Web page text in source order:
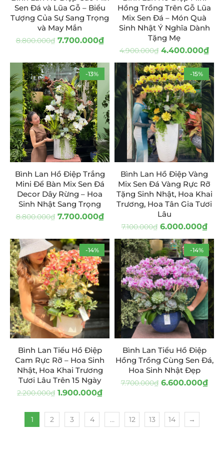
Sen Đá và Lũa Gỗ – Biểu
Tượng Của Sự Sang Trọng
và May Mắn
8.800.000₫ 7.700.000₫
Hồng Trồng Trên Gỗ Lũa
Mix Sen Đá – Món Quà
Sinh Nhật Ý Nghĩa Dành
Tặng Mẹ
4.900.000₫ 4.400.000₫
-13%
Bình Lan Hồ Điệp Trắng
Mini Để Bàn Mix Sen Đá
Decor Dây Rừng – Hoa
Sinh Nhật Sang Trọng
8.800.000₫ 7.700.000₫
-15%
Bình Lan Hồ Điệp Vàng
Mix Sen Đá Vàng Rực Rỡ
Tặng Sinh Nhật, Hoa Khai
Trương, Hoa Tân Gia Tươi
Lâu
7.100.000₫ 6.000.000₫
-14%
Bình Lan Tiểu Hồ Điệp
Cam Rực Rỡ – Hoa Sinh
Nhật, Hoa Khai Trương
Tươi Lâu Trên 15 Ngày
2.200.000₫ 1.900.000₫
-14%
Bình Lan Tiểu Hồ Điệp
Hồng Trồng Cùng Sen Đá,
Hoa Sinh Nhật Đẹp
7.700.000₫ 6.600.000₫
1 2 3 4 … 12 13 14 →